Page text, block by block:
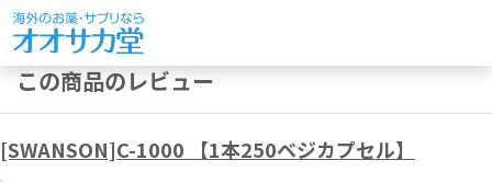
この商品のレビュー
[SWANSON]C-1000 【1本250ベジカプセル】